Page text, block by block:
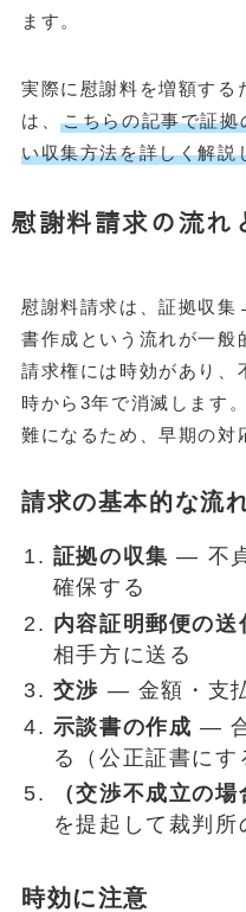
ます。
実際に慰謝料を増額する
は、こちらの記事で証
い収集方法を詳しく解説
慰謝料請求の流れ
慰謝料請求は、証拠収
書作成という流れが一般
請求権には時効があり、
時から3年で消滅します
難になるため、早期の対
請求の基本的な流
証拠の収集 — 不
確保する
内容証明郵便の送
相手方に送る
交渉 — 金額・支
示談書の作成 —
る（公正証書にす
（交渉不成立の
を提起して裁判所
時効に注意